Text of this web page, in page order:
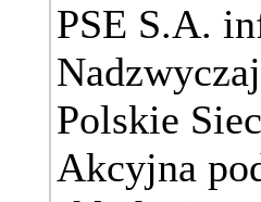
PSE S.A.
Polskie
Akcyjna